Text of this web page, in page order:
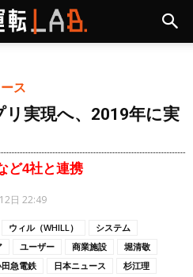
ス
リ実現へ、2019年に実
ど4社と連携
日 22:49
ウィル（WHILL）
システム
ユーザー 商業施設
堀清敬
急電鉄 日本ニュース
杉江理